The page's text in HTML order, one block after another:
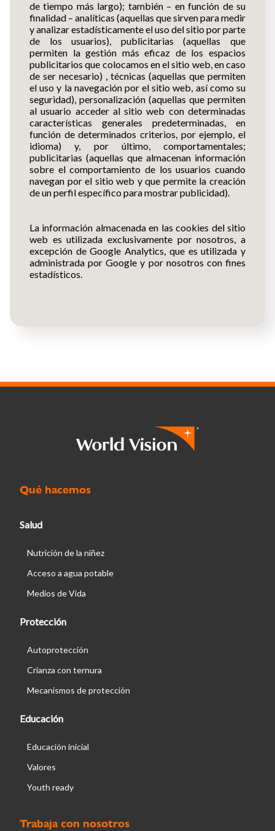
de tiempo más largo); también – en función de su
finalidad – analíticas (aquellas que sirven para medir
y analizar estadísticamente el uso del sitio por parte
de los usuarios), publicitarias (aquellas que
permiten la gestión más eficaz de los espacios
publicitarios que colocamos en el sitio web, en caso
de ser necesario) , técnicas (aquellas que permiten
el uso y la navegación por el sitio web, así como su
seguridad), personalización (aquellas que permiten
al usuario acceder al sitio web con determinadas
características generales predeterminadas, en
función de determinados criterios, por ejemplo, el
idioma) y, por último, comportamentales;
publicitarias (aquellas que almacenan información
sobre el comportamiento de los usuarios cuando
navegan por el sitio web y que permite la creación
de un perfil específico para mostrar publicidad).
La información almacenada en las cookies del sitio
web es utilizada exclusivamente por nosotros, a
excepción de Google Analytics, que es utilizada y
administrada por Google y por nosotros con fines
estadísticos.
Qué hacemos
Salud
Nutrición de la niñez
Acceso a agua potable
Medios de Vida
Protección
Autoprotección
Crianza con ternura
Mecanismos de protección
Educación
Educación inicial
Valores
Youth ready
Trabaja con nosotros